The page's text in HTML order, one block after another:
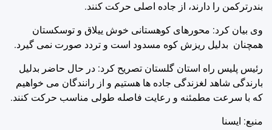
بندرترکمن را دارند، از جاده اصلی حرکت کنند.
وی بیان کرد: محورهای کوهستانی خوش ییلاق و توسکستان
همچنان بدلیل ریزش کوه مسدود است و تردد صورت نمی گیرد.
رئیس پلیس راه استان گلستان تصریح کرد: در حال حاضر بدلیل
بارندگی شاهد لغزندگی جاده ها هستیم و از رانندگان می خواهیم
که با سرعت مطمئنه و رعایت فاصله طولی مناسب حرکت کنند.
منبع: ايسنا